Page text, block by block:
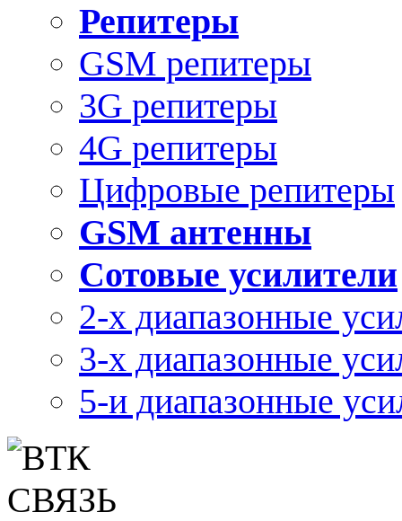
Репитеры
GSM репитеры
3G репитеры
4G репитеры
Цифровые репитеры
GSM антенны
Сотовые усилители
2-х диапазонные
3-х диапазонные
5-и диапазонные